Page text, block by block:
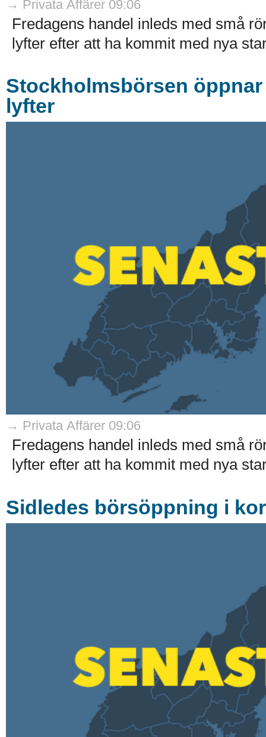
→ Privata Affärer 09:06
Fredagens handel inleds med små
lyfter efter att ha kommit med nya
Stockholmsbörsen
lyfter
→ Privata Affärer 09:06
Fredagens handel inleds med små
lyfter efter att ha kommit med nya
Sidledes börsöppning i